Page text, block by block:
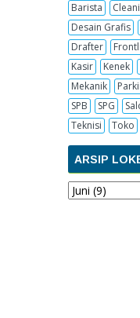
Barista
Desain Grafis
Drafter
Kasir
Kenek
Mekanik
SPB
SPG
Teknisi
Toko
ARSIP